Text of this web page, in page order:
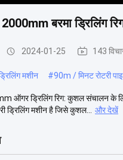
बरमा ड्रिलिंग रिग
2024-01-25 143
मशीन #90m / मिनट रोटरी
ऑगर ड्रिलिंग रिग: कुशल संचालन के लिए
ड्रिलिंग मशीन है जिसे कुशल...
और देखें